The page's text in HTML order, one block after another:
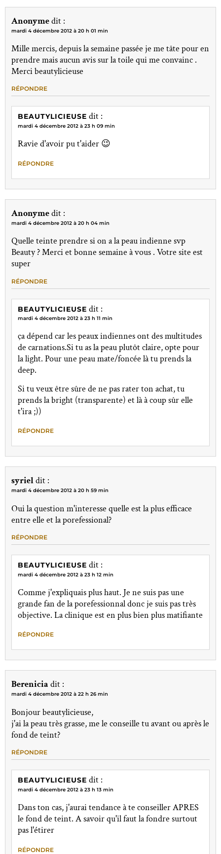
Anonymedit :
mardi 4 décembre 2012 à 20 h 01 min
Mille mercis, depuis la semaine passée je me tâte pour en
prendre mais aucun avis sur la toile qui me convainc .
Merci beautylicieuse
RÉPONDRE
BEAUTYLICIEUSE dit :
mardi 4 décembre 2012 à 23 h 09 min
Ravie d'avoir pu t'aider 😉
RÉPONDRE
Anonymedit :
mardi 4 décembre 2012 à 20 h 04 min
Quelle teinte prendre si on a la peau indienne svp
Beauty ? Merci et bonne semaine à vous . Votre site est
super
RÉPONDRE
BEAUTYLICIEUSE dit :
mardi 4 décembre 2012 à 23 h 11 min
ça dépend car les peaux indiennes ont des multitudes
de carnations.Si tu as la peau plutôt claire, opte pour
la light. Pour une peau mate/foncée là tu prends la
deep.
Si tu veux être sûre de ne pas rater ton achat, tu
prends la bright (transparente) et là à coup sûr elle
t'ira ;))
RÉPONDRE
syrieldit :
mardi 4 décembre 2012 à 20 h 59 min
Oui la question m'interesse quelle est la plus efficace
entre elle et la porefessional?
RÉPONDRE
BEAUTYLICIEUSE dit :
mardi 4 décembre 2012 à 23 h 12 min
Comme j'expliquais plus haut. Je ne suis pas une
grande fan de la porefessionnal donc je suis pas très
objective. La clinique est en plus bien plus matifiante
RÉPONDRE
Berenicia dit :
mardi 4 décembre 2012 à 22 h 26 min
Bonjour beautylicieuse,
j'ai la peau très grasse, me le conseille tu avant ou après le
fond de teint?
RÉPONDRE
BEAUTYLICIEUSE dit :
mardi 4 décembre 2012 à 23 h 13 min
Dans ton cas, j'aurai tendance à te conseiller APRES
le fond de teint. A savoir qu'il faut la fondre surtout
pas l'étirer
RÉPONDRE